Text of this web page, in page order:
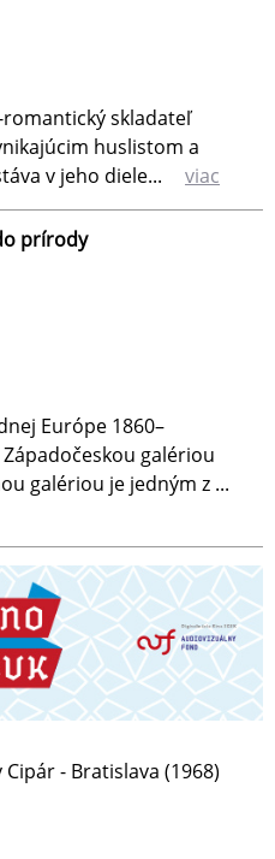
skladateľ
huslistom a
v jeho diele...
viac
prírody
Európe 1860–
galériou
galériou je jedným z ...
- Bratislava (1968)